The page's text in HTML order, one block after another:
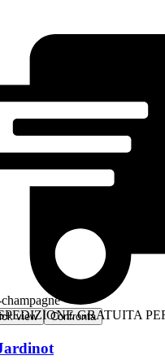
GRATUITA
view Confronta